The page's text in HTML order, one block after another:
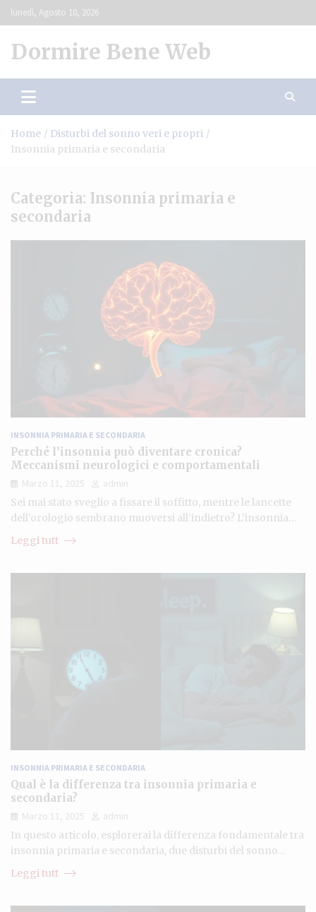
Skip
to
lunedì, Agosto 10, 2026
Dormire Bene Web
Home
Disturbi del sonno veri e propri
Insonnia primaria e secondaria
Categoria: Insonnia primaria e
secondaria
INSONNIA PRIMARIA E SECONDARIA
Perché l’insonnia può diventare cronica?
Meccanismi neurologici e comportamentali
Marzo 11, 2025
admin
Sei mai stato sveglio a fissare il soffitto, mentre le lancette
dell’orologio sembrano muoversi all’indietro? L’insonnia…
Leggi tutt
INSONNIA PRIMARIA E SECONDARIA
Qual è la differenza tra insonnia primaria e
secondaria?
Marzo 11, 2025
admin
In questo articolo, esplorerai la differenza fondamentale tra
insonnia primaria e secondaria, due disturbi del sonno…
Leggi tutt